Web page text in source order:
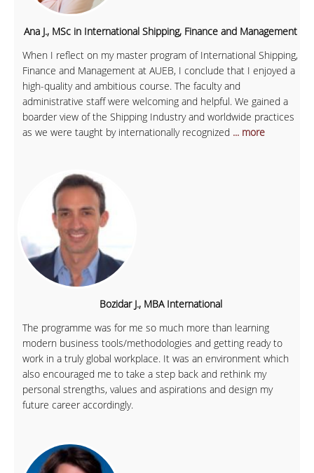
Ana J., MSc in International Shipping, Finance and Management
When I reflect on my master program of International Shipping,
Finance and Management at AUEB, I conclude that I enjoyed a
high-quality and ambitious course. The faculty and
administrative staff were welcoming and helpful. We gained a
boarder view of the Shipping Industry and worldwide practices
as we were taught by internationally recognized ... more
Bozidar J., MBA International
The programme was for me so much more than learning
modern business tools/methodologies and getting ready to
work in a truly global workplace. It was an environment which
also encouraged me to take a step back and rethink my
personal strengths, values and aspirations and design my
future career accordingly.